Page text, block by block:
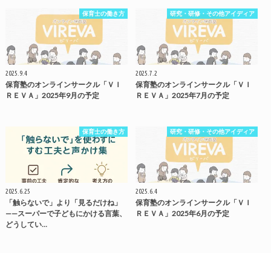
保育士の働き方
2025.9.4
保育塾のオンラインサークル「ＶＩ
ＲＥＶＡ」2025年9月の予定
研究・研修・その他アイディア
2025.7.2
保育塾のオンラインサークル「ＶＩ
ＲＥＶＡ」2025年7月の予定
保育士の働き方
2025.6.25
「触らないで」より「見るだけね」
——スーパーで子どもにかける言葉、
どうしてい…
研究・研修・その他アイディア
2025.6.4
保育塾のオンラインサークル「ＶＩ
ＲＥＶＡ」2025年6月の予定